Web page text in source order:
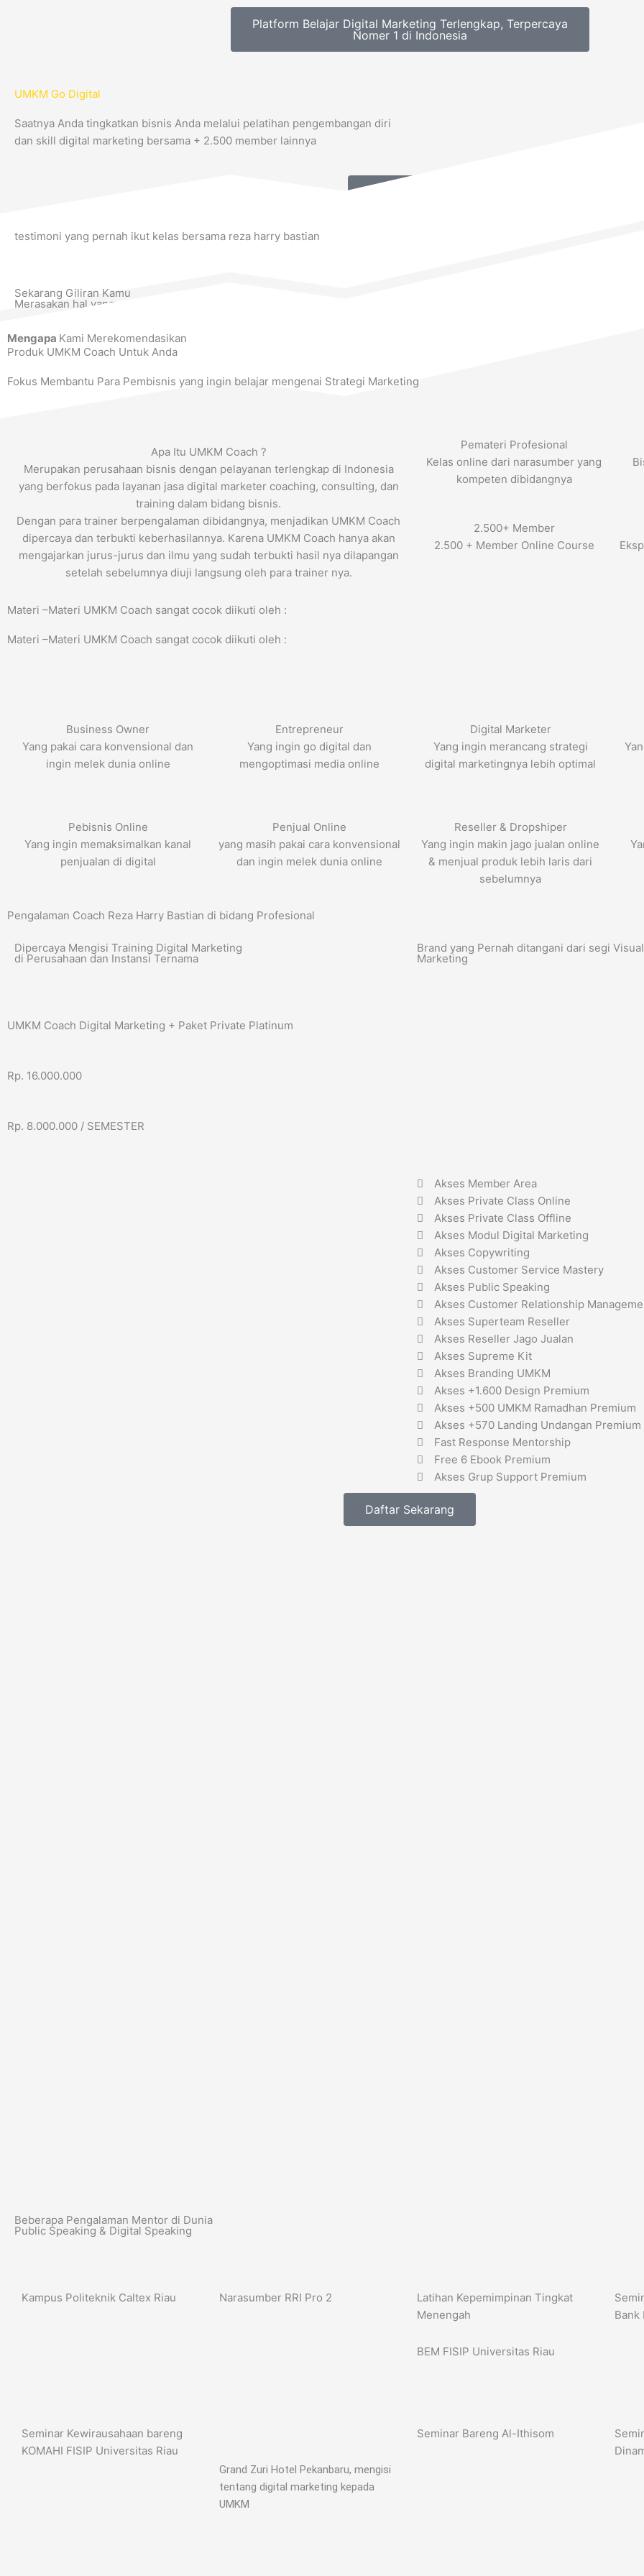
Platform Belajar Digital Marketing Terlengkap, Terpercaya
Nomer 1 di Indonesia
UMKM Go Digital
Saatnya Anda tingkatkan bisnis Anda melalui pelatihan pengembangan diri
dan skill digital marketing bersama + 2.500 member lainnya
testimoni yang pernah ikut kelas bersama reza harry bastian
Sekarang Giliran Kamu
Merasakan hal yang sama seperti mereka
Mengapa Kami Merekomendasikan
Produk UMKM Coach Untuk Anda
Fokus Membantu Para Pembisnis yang ingin belajar mengenai Strategi Marketing
Apa Itu UMKM Coach ?
Merupakan perusahaan bisnis dengan pelayanan terlengkap di Indonesia
yang berfokus pada layanan jasa digital marketer coaching, consulting, dan
training dalam bidang bisnis.
Dengan para trainer berpengalaman dibidangnya, menjadikan UMKM Coach
dipercaya dan terbukti keberhasilannya. Karena UMKM Coach hanya akan
mengajarkan jurus-jurus dan ilmu yang sudah terbukti hasil nya dilapangan
setelah sebelumnya diuji langsung oleh para trainer nya.
Pemateri Profesional
Kelas online dari narasumber yang
kompeten dibidangnya
2.500+ Member
2.500 + Member Online Course
Materi –Materi UMKM Coach sangat cocok diikuti oleh :
Materi –Materi UMKM Coach sangat cocok diikuti oleh :
Business Owner
Yang pakai cara konvensional dan
ingin melek dunia online
Entrepreneur
Yang ingin go digital dan
mengoptimasi media online
Digital Marketer
Yang ingin merancang strategi
digital marketingnya lebih optimal
Pebisnis Online
Yang ingin memaksimalkan kanal
penjualan di digital
Penjual Online
yang masih pakai cara konvensional
dan ingin melek dunia online
Reseller & Dropshiper
Yang ingin makin jago jualan online
& menjual produk lebih laris dari
sebelumnya
Pengalaman Coach Reza Harry Bastian di bidang Profesional
Dipercaya Mengisi Training Digital Marketing
di Perusahaan dan Instansi Ternama
Brand yang Pernah ditangani dari segi
Marketing
UMKM Coach Digital Marketing + Paket Private Platinum
Rp. 16.000.000
Rp. 8.000.000 / SEMESTER
Akses Member Area
Akses Private Class Online
Akses Private Class Offline
Akses Modul Digital Marketing
Akses Copywriting
Akses Customer Service Mastery
Akses Public Speaking
Akses Customer Relationship
Akses Superteam Reseller
Akses Reseller Jago Jualan
Akses Supreme Kit
Akses Branding UMKM
Akses +1.600 Design Premium
Akses +500 UMKM Ramadhan Premium
Akses +570 Landing Undangan Premium
Fast Response Mentorship
Free 6 Ebook Premium
Akses Grup Support Premium
Daftar Sekarang
Beberapa Pengalaman Mentor di Dunia
Public Speaking & Digital Speaking
Kampus Politeknik Caltex Riau Narasumber RRI Pro 2
Latihan Kepemimpinan Tingkat
Menengah
BEM FISIP Universitas Riau
Bank
Seminar Kewirausahaan bareng
KOMAHI FISIP Universitas Riau
Grand Zuri Hotel Pekanbaru, mengisi
tentang digital marketing kepada
UMKM
Seminar Bareng Al-Ithisom